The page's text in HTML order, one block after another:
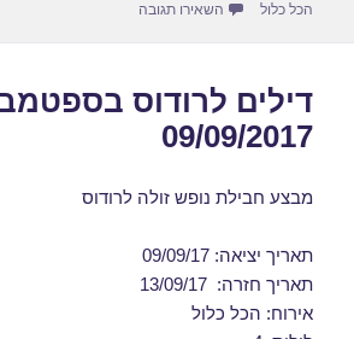
הכל כלול
השאירו תגובה
דילים לרודוס
09/09/2017
מבצע חבילת נופש זולה לרודוס
תאריך יציאה: 09/09/17
תאריך חזרה: 13/09/17
אירוח: הכל כלול